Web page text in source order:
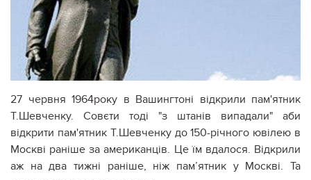
27 червня 1964року в Вашингтоні відкрили пам'ятник
Т.Шевченку. Совєти тоді "з штанів випадали" аби
відкрити пам'ятник Т.Шевченку до 150-річного ювілею в
Москві раніше за американців. Це їм вдалося. Відкрили
аж на два тижні раніше, ніж пам’ятник у Москві. Та